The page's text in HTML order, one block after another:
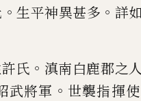
。生平神異甚多 。 詳如
氏 。 滇南白鹿郡之人
武將軍 。 世襲指揮使